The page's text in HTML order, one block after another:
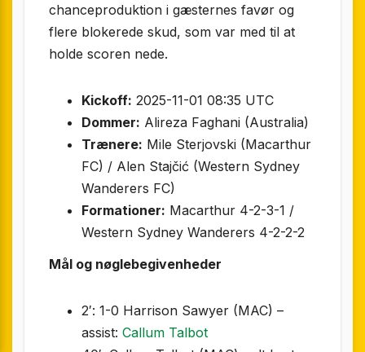
chanceproduktion i gæsternes favør og
flere blokerede skud, som var med til at
holde scoren nede.
Kickoff: 2025-11-01 08:35 UTC
Dommer: Alireza Faghani (Australia)
Trænere: Mile Sterjovski (Macarthur
FC) / Alen Stajčić (Western Sydney
Wanderers FC)
Formationer: Macarthur 4-2-3-1 /
Western Sydney Wanderers 4-2-2-2
Mål og nøglebegivenheder
2′: 1-0 Harrison Sawyer (MAC) –
assist: Callum Talbot